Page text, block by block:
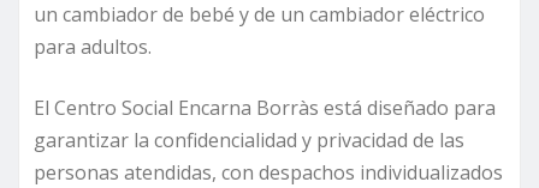
un cambiador de bebé y de un cambiador eléctrico
para adultos.
El Centro Social Encarna Borràs está diseñado para
garantizar la confidencialidad y privacidad de las
personas atendidas, con despachos individualizados